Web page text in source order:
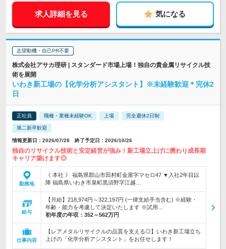
求人詳細を見る 気になる
志望動機・自己PR不要
株式会社アサカ理研 | スタンダード市場上場！独自の貴金属リサイクル技
術を展開
いわき新工場の【化学分析アシスタント】※未経験歓迎＊完休2
日
正社員 職種・業種未経験OK 上場 完全週休2日制
第二新卒歓迎
情報更新日：2026/07/28 終了予定日：2026/10/26
独自のリサイクル技術と安定経営が強み！新工場立上げに携わり成長期
キャリア築けます◎
勤務地
《 本社 》 福島県郡山市田村町金屋字マセロ47 ▼入社2年目以
降 福島県いわき市泉町黒須野字江越…
給与
【月給】218,974円～322,197円 (一律支給手当含む) ※経験・
年齢・能力を考慮して決定いたします ※試用…
初年度の年収： 352～562万円
仕事内容
【レアメタルリサイクルの品質を支える◎】いわき新工場立ち
上げの「化学分析アシスタント」をお任せします！